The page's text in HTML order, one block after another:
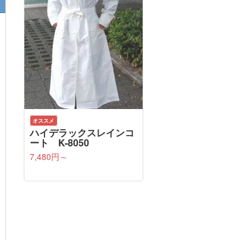
オススメ
ハイデラックスレインコ
ート K-8050
7,480円～